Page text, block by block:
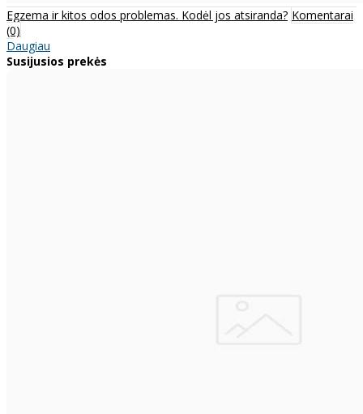
Egzema ir kitos odos problemas. Kodėl jos atsiranda? Komentarai
(0)
Daugiau
Susijusios prekės